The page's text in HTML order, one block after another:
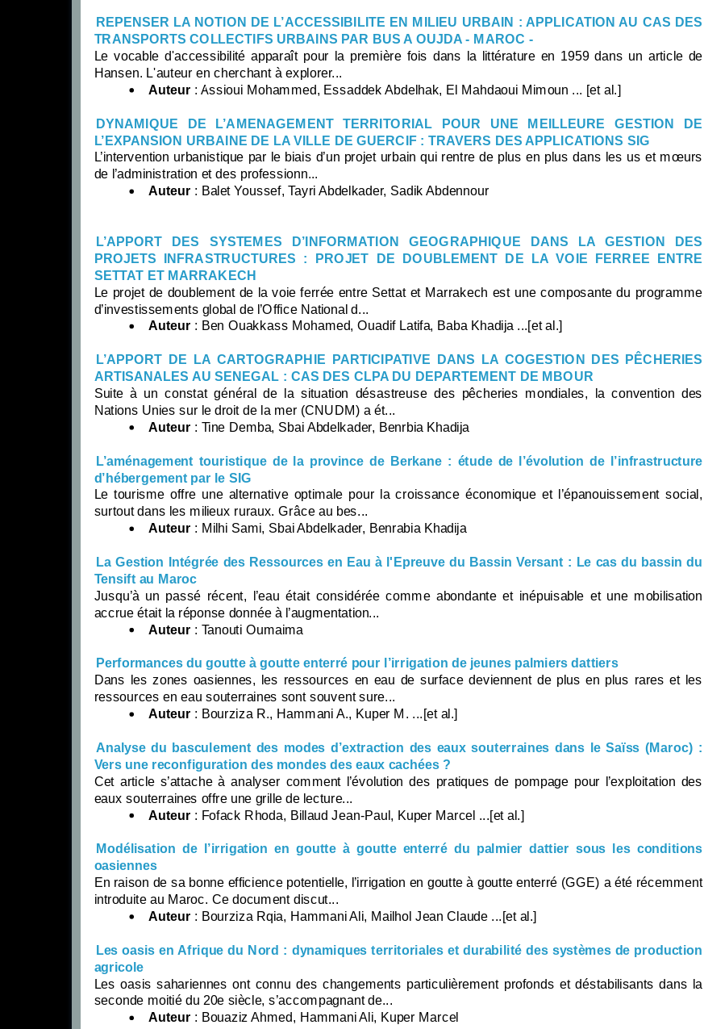
REPENSER LA NOTION DE L’ACCESSIBILITE EN MILIEU URBAIN : APPLICATION AU CAS DES
TRANSPORTS COLLECTIFS URBAINS PAR BUS A OUJDA - MAROC -
Le vocable d'accessibilité apparaît pour la première fois dans la littérature en 1959 dans un article de
Hansen. L'auteur en cherchant à explorer...
Auteur : Assioui Mohammed, Essaddek Abdelhak, El Mahdaoui Mimoun ... [et al.]
DYNAMIQUE DE L’AMENAGEMENT TERRITORIAL POUR UNE MEILLEURE GESTION DE
L’EXPANSION URBAINE DE LA VILLE DE GUERCIF : TRAVERS DES APPLICATIONS SIG
L’intervention urbanistique par le biais d’un projet urbain qui rentre de plus en plus dans les us et mœurs
de l’administration et des professionn...
Auteur : Balet Youssef, Tayri Abdelkader, Sadik Abdennour
L’APPORT DES SYSTEMES D’INFORMATION GEOGRAPHIQUE DANS LA GESTION DES
PROJETS INFRASTRUCTURES : PROJET DE DOUBLEMENT DE LA VOIE FERREE ENTRE
SETTAT ET MARRAKECH
Le projet de doublement de la voie ferrée entre Settat et Marrakech est une composante du programme
d’investissements global de l’Office National d...
Auteur : Ben Ouakkass Mohamed, Ouadif Latifa, Baba Khadija ...[et al.]
L’APPORT DE LA CARTOGRAPHIE PARTICIPATIVE DANS LA COGESTION DES PÊCHERIES
ARTISANALES AU SENEGAL : CAS DES CLPA DU DEPARTEMENT DE MBOUR
Suite à un constat général de la situation désastreuse des pêcheries mondiales, la convention des
Nations Unies sur le droit de la mer (CNUDM) a ét...
Auteur : Tine Demba, Sbai Abdelkader, Benrbia Khadija
L’aménagement touristique de la province de Berkane : étude de l’évolution de l’infrastructure
d’hébergement par le SIG
Le tourisme offre une alternative optimale pour la croissance économique et l’épanouissement social,
surtout dans les milieux ruraux. Grâce au bes...
Auteur : Milhi Sami, Sbai Abdelkader, Benrabia Khadija
La Gestion Intégrée des Ressources en Eau à l'Epreuve du Bassin Versant : Le cas du bassin du
Tensift au Maroc
Jusqu’à un passé récent, l’eau était considérée comme abondante et inépuisable et une mobilisation
accrue était la réponse donnée à l’augmentation...
Auteur : Tanouti Oumaima
Performances du goutte à goutte enterré pour l’irrigation de jeunes palmiers dattiers
Dans les zones oasiennes, les ressources en eau de surface deviennent de plus en plus rares et les
ressources en eau souterraines sont souvent sure...
Auteur : Bourziza R., Hammani A., Kuper M. ...[et al.]
Analyse du basculement des modes d’extraction des eaux souterraines dans le Saïss (Maroc) :
Vers une reconfiguration des mondes des eaux cachées ?
Cet article s’attache à analyser comment l’évolution des pratiques de pompage pour l’exploitation des
eaux souterraines offre une grille de lecture...
Auteur : Fofack Rhoda, Billaud Jean-Paul, Kuper Marcel ...[et al.]
Modélisation de l’irrigation en goutte à goutte enterré du palmier dattier sous les conditions
oasiennes
En raison de sa bonne efficience potentielle, l’irrigation en goutte à goutte enterré (GGE) a été récemment
introduite au Maroc. Ce document discut...
Auteur : Bourziza Rqia, Hammani Ali, Mailhol Jean Claude ...[et al.]
Les oasis en Afrique du Nord : dynamiques territoriales et durabilité des systèmes de production
agricole
Les oasis sahariennes ont connu des changements particulièrement profonds et déstabilisants dans la
seconde moitié du 20e siècle, s’accompagnant de...
Auteur : Bouaziz Ahmed, Hammani Ali, Kuper Marcel